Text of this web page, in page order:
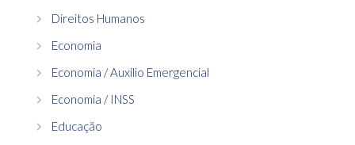
Direitos Humanos
Economia
Economia / Auxílio Emergencial
Economia / INSS
Educação